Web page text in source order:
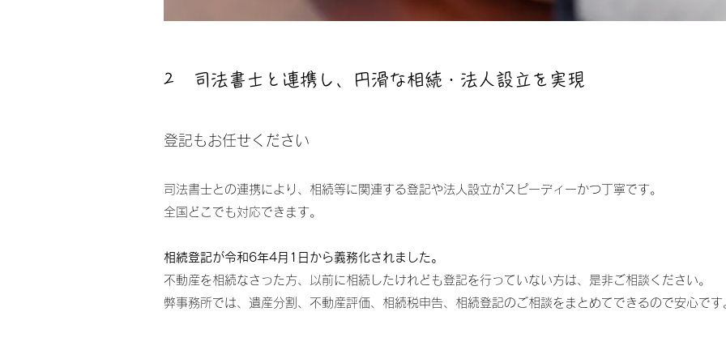
2 司法書士と連携し、円滑な相続・法人設立を実現
​​登記もお任せください
司法書士との連携により、相続等に関連する登記や法人設立がスピーディーかつ丁寧です。
全国どこでも対応できます。
相続登記が令和6年4月1日から義務化されました。
不動産を相続なさった方、以前に相続したけれども登記を行っていない方は、是非ご相談ください。
弊事務所では、遺産分割、不動産評価、相続税申告、相続登記のご相談をまとめてできるので安心です